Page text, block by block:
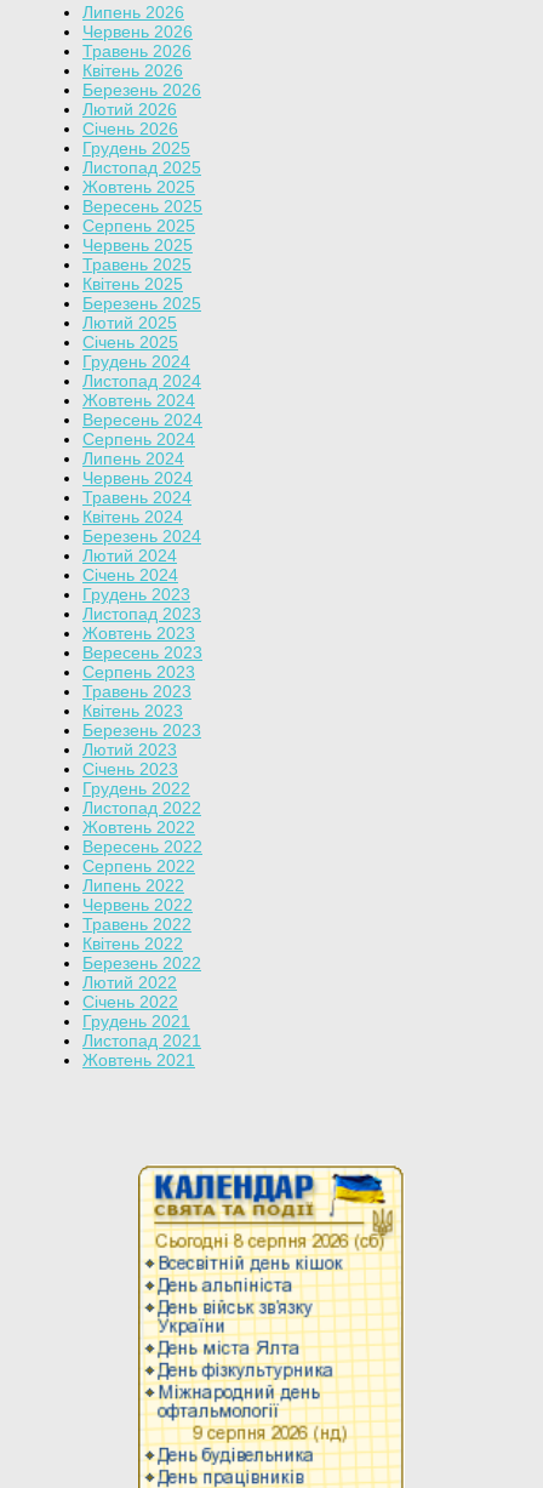
Липень 2026
Червень 2026
Травень 2026
Квітень 2026
Березень 2026
Лютий 2026
Січень 2026
Грудень 2025
Листопад 2025
Жовтень 2025
Вересень 2025
Серпень 2025
Червень 2025
Травень 2025
Квітень 2025
Березень 2025
Лютий 2025
Січень 2025
Грудень 2024
Листопад 2024
Жовтень 2024
Вересень 2024
Серпень 2024
Липень 2024
Червень 2024
Травень 2024
Квітень 2024
Березень 2024
Лютий 2024
Січень 2024
Грудень 2023
Листопад 2023
Жовтень 2023
Вересень 2023
Серпень 2023
Травень 2023
Квітень 2023
Березень 2023
Лютий 2023
Січень 2023
Грудень 2022
Листопад 2022
Жовтень 2022
Вересень 2022
Серпень 2022
Липень 2022
Червень 2022
Травень 2022
Квітень 2022
Березень 2022
Лютий 2022
Січень 2022
Грудень 2021
Листопад 2021
Жовтень 2021